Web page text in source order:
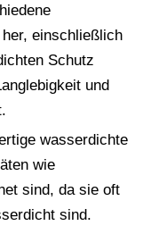
einschließlich
Schutz
und
wasserdichte
wie
sind, da sie oft
sind.